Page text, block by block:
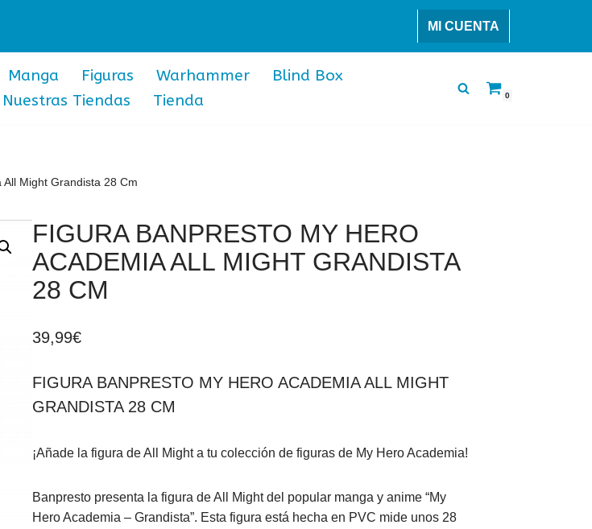
MI CUENTA
Manga Figuras Warhammer
Blind Box
Nuestras Tiendas Tienda 0
Might Grandista 28 Cm
FIGURA BANPRESTO MY HERO
ACADEMIA ALL MIGHT GRANDISTA
28 CM
39,99€
FIGURA BANPRESTO MY HERO ACADEMIA ALL MIGHT
GRANDISTA 28 CM
¡Añade la figura de All Might a tu colección de figuras de My Hero Academia!
Banpresto presenta la figura de All Might del popular manga y anime “My
Hero Academia – Grandista”. Esta figura está hecha en PVC mide unos 28